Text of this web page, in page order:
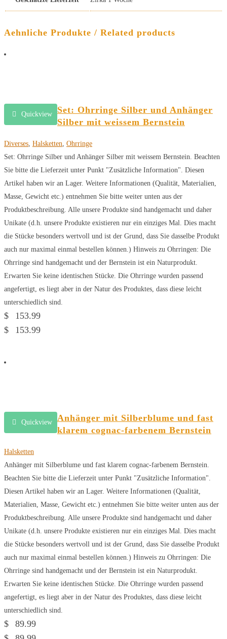
Aehnliche Produkte / Related products
Quickview
Set: Ohrringe Silber und Anhänger
Silber mit weissem Bernstein
Diverses Halsketten Ohrringe
Set: Ohrringe Silber und Anhänger Silber mit weissem Bernstein. Beachten
Sie bitte die Lieferzeit unter Punkt "Zusätzliche Information". Diesen
Artikel haben wir an Lager. Weitere Informationen (Qualität, Materialien,
Masse, Gewicht etc.) entnehmen Sie bitte weiter unten aus der
Produktbeschreibung. Alle unsere Produkte sind handgemacht und daher
Unikate (d.h. unsere Produkte existieren nur ein einziges Mal. Dies macht
die Stücke besonders wertvoll und ist der Grund, dass Sie dasselbe Produkt
auch nur maximal einmal bestellen können.) Hinweis zu Ohrringen: Die
Ohrringe sind handgemacht und der Bernstein ist ein Naturprodukt.
Erwarten Sie keine identischen Stücke. Die Ohrringe wurden passend
angefertigt, es liegt aber in der Natur des Produktes, dass diese leicht
unterschiedlich sind.
$
153.99
$
153.99
Quickview
Anhänger mit Silberblume und fast
klarem cognac-farbenem Bernstein
Halsketten
Anhänger mit Silberblume und fast klarem cognac-farbenem Bernstein.
Beachten Sie bitte die Lieferzeit unter Punkt "Zusätzliche Information".
Diesen Artikel haben wir an Lager. Weitere Informationen (Qualität,
Materialien, Masse, Gewicht etc.) entnehmen Sie bitte weiter unten aus der
Produktbeschreibung. Alle unsere Produkte sind handgemacht und daher
Unikate (d.h. unsere Produkte existieren nur ein einziges Mal. Dies macht
die Stücke besonders wertvoll und ist der Grund, dass Sie dasselbe Produkt
auch nur maximal einmal bestellen können.) Hinweis zu Ohrringen: Die
Ohrringe sind handgemacht und der Bernstein ist ein Naturprodukt.
Erwarten Sie keine identischen Stücke. Die Ohrringe wurden passend
angefertigt, es liegt aber in der Natur des Produktes, dass diese leicht
unterschiedlich sind.
$
89.99